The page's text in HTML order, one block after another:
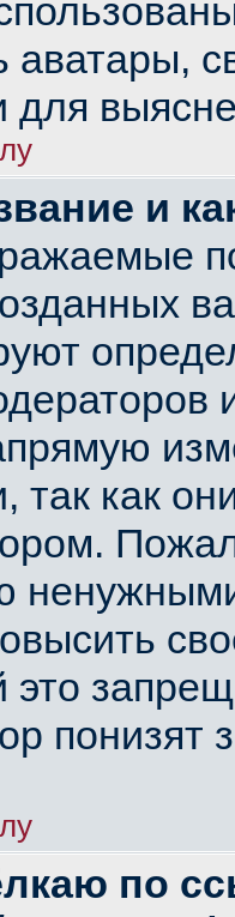
аватары,
для
и
так как
это
понизят
по